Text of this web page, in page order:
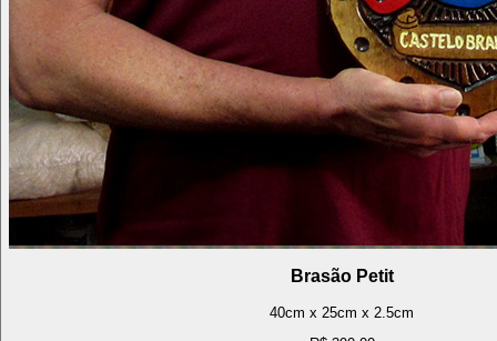
Brasão Petit
40cm x 25cm x 2.5cm